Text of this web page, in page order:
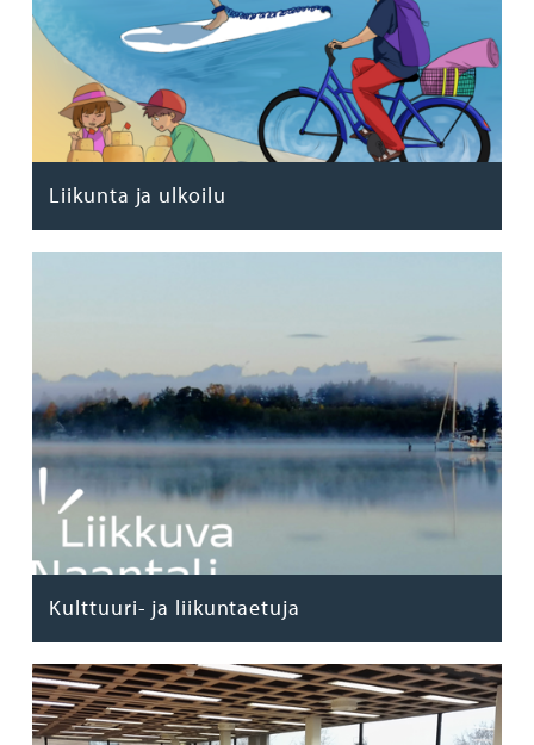
Liikunta ja ulkoilu
Kulttuuri- ja liikuntaetuja